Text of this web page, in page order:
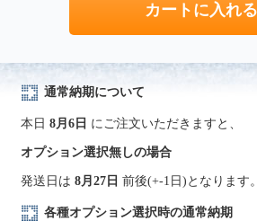
通常納期について
本日 8月6日 にご注文いただきますと、
オプション選択無しの場合
発送日は 8月27日 前後(+-1日)となります。
各種オプション選択時の通常納期